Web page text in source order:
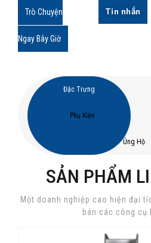
Trò Chuyện
Ngay Bây Giờ
Tin nhắn
Đặc Trưng
Phụ Kiện
Ủng Hộ
SẢN PHẨM
Một doanh nghiệp cao hiện đại
bán các công cụ